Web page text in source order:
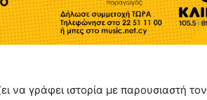
να γράφει ιστορία με παρουσιαστή τον